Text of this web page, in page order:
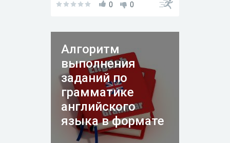
0
0
Алгоритм
выполнения
заданий по
грамматике
английского
языка в формате
ВПР, ОГЭ и ЕГЭ